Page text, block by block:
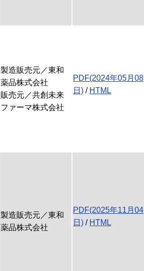
製造販売元／東和
薬品株式会社
販売元／共創未来
ファーマ株式会社
PDF(2024年05月08
日) / HTML
製造販売元／東和
薬品株式会社
PDF(2025年11月04
日) / HTML